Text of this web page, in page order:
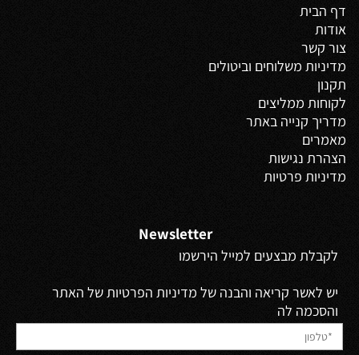
דף הבית
אודות
צור קשר
מדיניות משלוחים וביטולים
תקנון
לקוחות ממליצים
מדריך קנייה באתר
מאמרים
הצהרת נגישות
מדיניות פרטיות
Newsletter
לקבלת מבצעים למייל הירשמו
יש לאשר קריאה והבנה של מדיניות הפרטיות של האתר
והסכמה לה